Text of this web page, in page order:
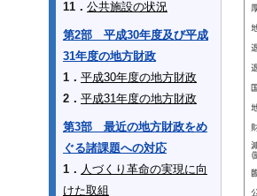
11． 公共施設の状況
第2部 平成30年度及び平成
31年度の地方財政
1． 平成30年度の地方財政
2． 平成31年度の地方財政
第3部 最近の地方財政をめ
ぐる諸課題への対応
1． 人づくり革命の実現に向
けた取組